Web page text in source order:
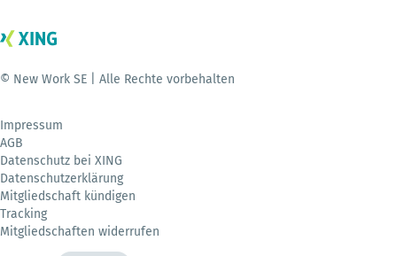
© New Work SE | Alle Rechte vorbehalten
Impressum
AGB
Datenschutz bei XING
Datenschutzerklärung
Mitgliedschaft kündigen
Tracking
Mitgliedschaften widerrufen